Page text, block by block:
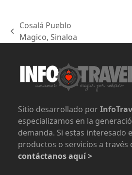
previous
Cosalá Pueblo
Magico, Sinaloa
Sitio desarrollado por
especializamos en la
demanda. Si estas interesado
productos o servicios a través
contáctanos aquí >